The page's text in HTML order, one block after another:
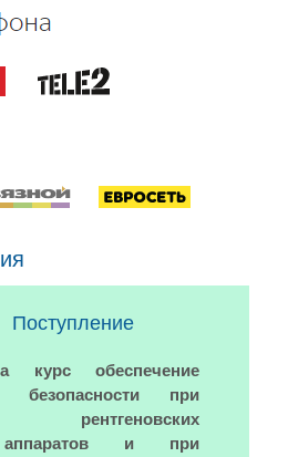
Поступление
курс обеспечение
безопасности при
рентгеновских
аппаратов и при